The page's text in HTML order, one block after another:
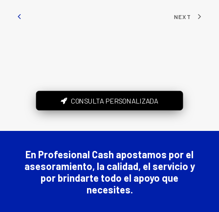
NEXT
CONSULTA PERSONALIZADA
En Profesional Cash apostamos por el
asesoramiento, la calidad, el servicio y
por brindarte todo el apoyo que
necesites.